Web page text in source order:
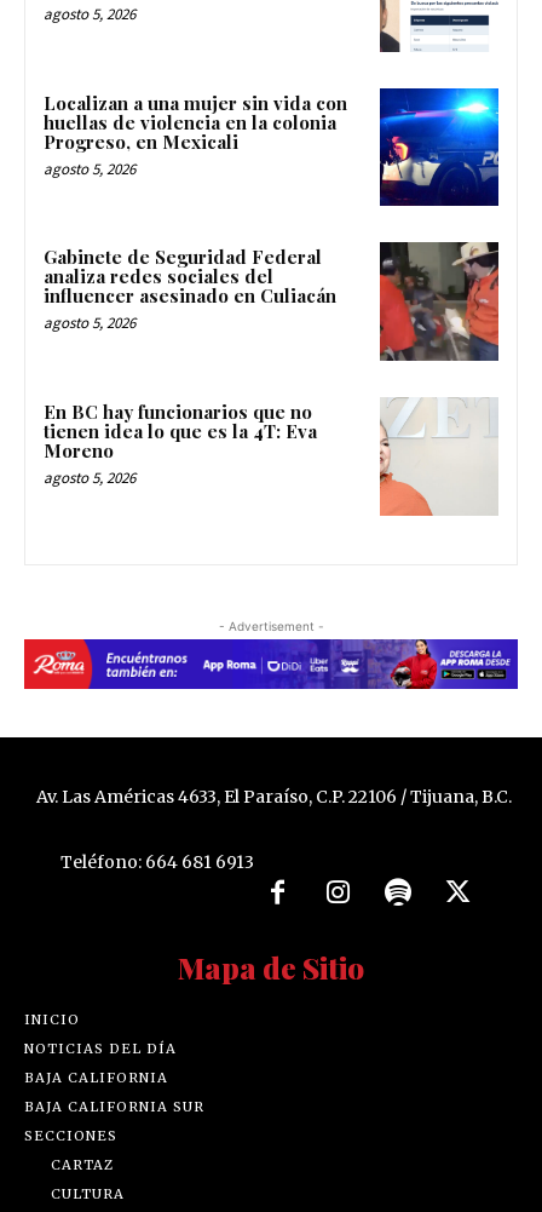
agosto 5, 2026
Localizan a una mujer sin vida con
huellas de violencia en la colonia
Progreso, en Mexicali
agosto 5, 2026
Gabinete de Seguridad Federal
analiza redes sociales del
influencer asesinado en Culiacán
agosto 5, 2026
En BC hay funcionarios que no
tienen idea lo que es la 4T: Eva
Moreno
agosto 5, 2026
- Advertisement -
Av. Las Américas 4633, El Paraíso, C.P. 22106 / Tijuana, B.C.
Teléfono: 664 681 6913
Mapa de Sitio
INICIO
NOTICIAS DEL DÍA
BAJA CALIFORNIA
BAJA CALIFORNIA SUR
SECCIONES
CARTAZ
CULTURA